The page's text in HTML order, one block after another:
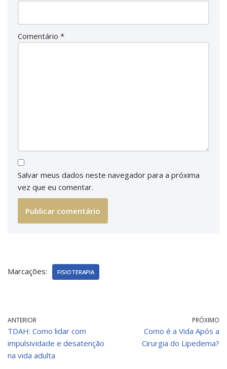
Comentário *
Salvar meus dados neste navegador para a próxima
vez que eu comentar.
Marcações: FISIOTERAPIA
ANTERIOR
TDAH: Como lidar com
impulsividade e desatenção
na vida adulta
PRÓXIMO
Como é a Vida Após a
Cirurgia do Lipedema?